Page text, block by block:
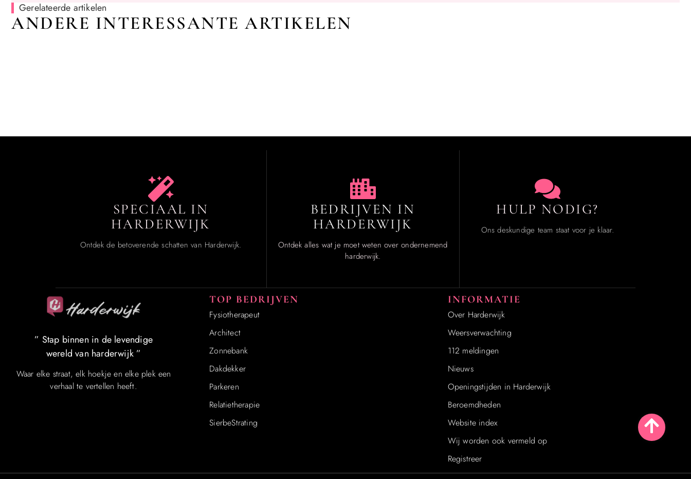
Gerelateerde artikelen
ANDERE INTERESSANTE ARTIKELEN
SPECIAAL IN
HARDERWIJK
Ontdek de betoverende schatten van Harderwijk.
BEDRIJVEN IN
HARDERWIJK
Ontdek alles wat je moet weten over ondernemend
harderwijk.
HULP NODIG?
Ons deskundige team staat voor je klaar.
” Stap binnen in de levendige
wereld van harderwijk ”
Waar elke straat, elk hoekje en elke plek een
verhaal te vertellen heeft.
INFORMATIE
Over Harderwijk
Weersverwachting
112 meldingen
Nieuws
Openingstijden in Harderwijk
Beroemdheden
Website index
Wij worden ook vermeld op
Registreer
TOP BEDRIJVEN
Fysiotherapeut
Architect
Zonnebank
Dakdekker
Parkeren
Relatietherapie
SierbeStrating